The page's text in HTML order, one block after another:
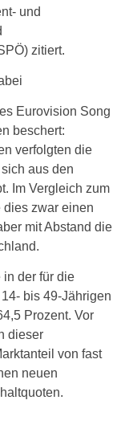
und
zitiert.
Eurovision Song
beschert:
verfolgten die
aus den
Im Vergleich zum
dies zwar einen
mit Abstand die
der für die
bis 49-Jährigen
Prozent. Vor
dieser
von fast
neuen